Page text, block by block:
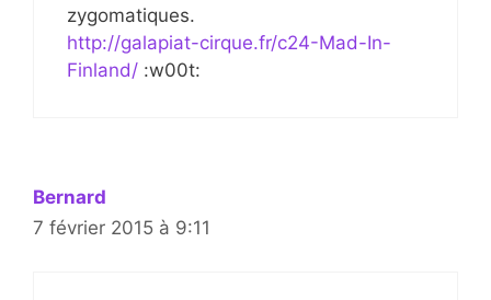
zygomatiques.
http://galapiat-cirque.fr/c24-Mad-In-
Finland/ :w00t:
Bernard
7 février 2015 à 9:11